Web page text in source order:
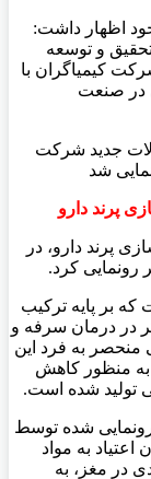
اظهار داشت:
تحقیق و توسعه
کیمیاگران با
در صنعت
پرند دارو
پرند دارو، در
رونمایی کرد.
بر پایه ترکیب
در درمان سرفه و
منحصر به فرد این
منظور کاهش
تولید شده است.
شده توسط
به مواد
در مغز، به